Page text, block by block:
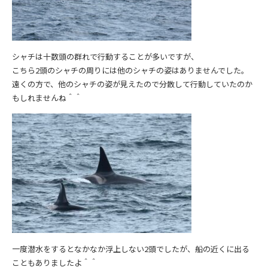
シャチは十数頭の群れで行動することが多いですが、
こちら2頭のシャチの周りには他のシャチの姿はありませんでした。
遠くの方で、他のシャチの姿が見えたので分散して行動していたのか
もしれませんね＾＾
一度潜水をするとなかなか浮上しない2頭でしたが、船の近くに出る
こともありましたよ＾＾